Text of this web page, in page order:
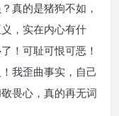
真的是猪狗不如，
，实在内心有什
！可耻可恨可恶！
我歪曲事实，自己
畏心，真的再无词